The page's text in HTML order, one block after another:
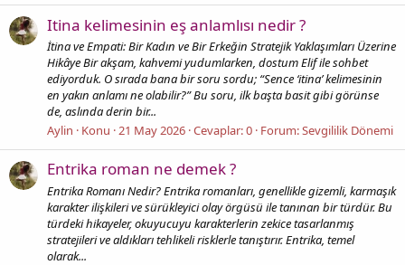
Itina kelimesinin eş anlamlısı nedir ?
İtina ve Empati: Bir Kadın ve Bir Erkeğin Stratejik Yaklaşımları Üzerine
Hikâye Bir akşam, kahvemi yudumlarken, dostum Elif ile sohbet
ediyorduk. O sırada bana bir soru sordu; “Sence ‘itina’ kelimesinin
en yakın anlamı ne olabilir?” Bu soru, ilk başta basit gibi görünse
de, aslında derin bir...
Aylin
Konu 21 May 2026 Cevaplar: 0 Forum:Sevgililik Dönemi
Entrika roman ne demek ?
Entrika Romanı Nedir? Entrika romanları, genellikle gizemli, karmaşık
karakter ilişkileri ve sürükleyici olay örgüsü ile tanınan bir türdür. Bu
türdeki hikayeler, okuyucuyu karakterlerin zekice tasarlanmış
stratejileri ve aldıkları tehlikeli risklerle tanıştırır. Entrika, temel
olarak...